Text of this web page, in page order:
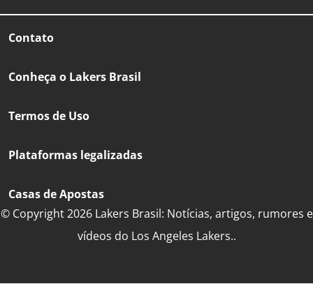
Contato
Conheça o Lakers Brasil
Termos de Uso
Plataformas legalizadas
Casas de Apostas
© Copyright 2026 Lakers Brasil: Notícias, artigos, rumores e
vídeos do Los Angeles Lakers..